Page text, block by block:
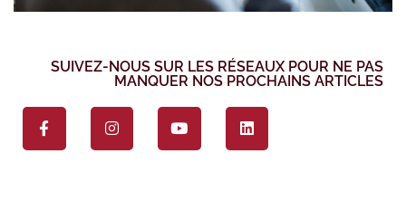
SUIVEZ-NOUS SUR LES RÉSEAUX POUR NE PAS
MANQUER NOS PROCHAINS ARTICLES